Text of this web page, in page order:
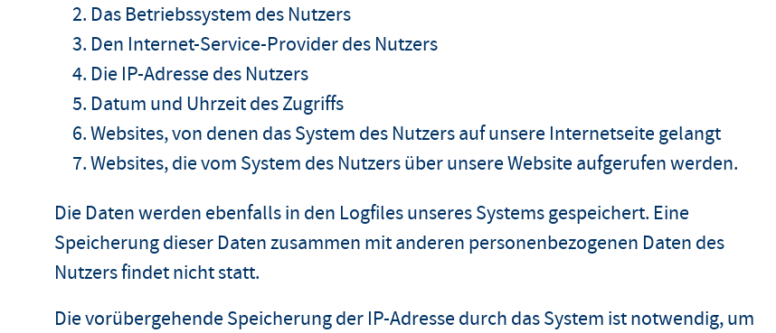
Das Betriebssystem des Nutzers
Den Internet-Service-Provider des Nutzers
Die IP-Adresse des Nutzers
Datum und Uhrzeit des Zugriffs
Websites, von denen das System des Nutzers auf unsere Internetseite gelangt
Websites, die vom System des Nutzers über unsere Website aufgerufen werden.
Die Daten werden ebenfalls in den Logfiles unseres Systems gespeichert. Eine
Speicherung dieser Daten zusammen mit anderen personenbezogenen Daten des
Nutzers findet nicht statt.
Die vorübergehende Speicherung der IP-Adresse durch das System ist notwendig, um